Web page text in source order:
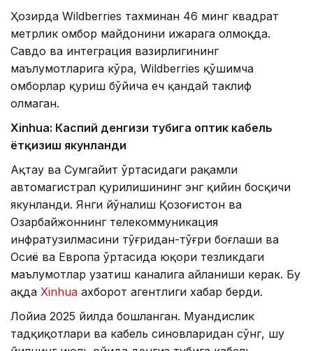
Ҳозирда Wildberries тахминан 46 минг квадрат
метрлик омбор майдонини ижарага олмоқда.
Савдо ва интеграция вазирлигининг
маълумотларига кўра, Wildberries қўшимча
омборлар қуриш бўйича ҳеч қандай таклиф
олмаган.
Xinhuа: Каспий денгизи тубига оптик кабель
ётқизиш якунланди
Ақтау ва Сумгайит ўртасидаги рақамли
автомагистрал қурилишининг энг қийин босқичи
якунланди. Янги йўналиш Қозоғистон ва
Озарбайжоннинг телекоммуникация
инфратузилмасини тўғридан-тўғри боғлаши ва
Осиё ва Европа ўртасида юқори тезликдаги
маълумотлар узатиш каналига айланиши керак. Бу
ҳақда Xinhua ахборот агентлиги хабар берди.
Лойиҳа 2025 йилда бошланган. Муҳандислик
тадқиқотлари ва кабель синовларидан сўнг, шу